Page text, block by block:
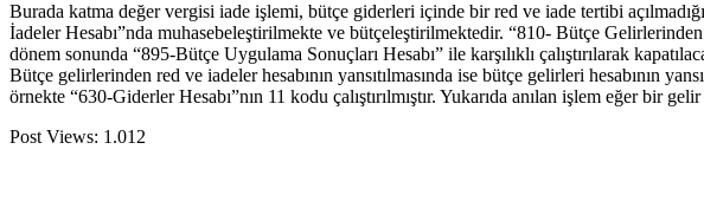
Burada katma değer vergisi iade işlemi, bütçe giderleri içinde bir red ve iade tertibi
İadeler Hesabı”nda muhasebeleştirilmekte ve bütçeleştirilmektedir. “810- Bütçe
dönem sonunda “895-Bütçe Uygulama Sonuçları Hesabı” ile karşılıklı çalıştırılarak
Bütçe gelirlerinden red ve iadeler hesabının yansıtılmasında ise bütçe gelirleri hesabının
örnekte “630-Giderler Hesabı”nın 11 kodu çalıştırılmıştır. Yukarıda anılan işlem eğer bir
Post Views: 1.012